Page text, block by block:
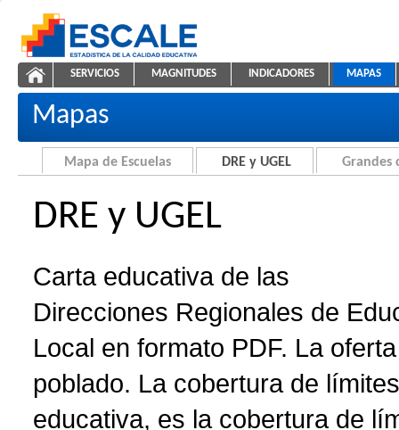
ESCALE - Unidad de Estadística Educativa
Carta educativa de DRE y UGEL
NAVEGACIÓN
SERVICIOS MAGNITUDES INDICADORES MAPAS
Mapas
Mapa de Escuelas DRE y UGEL Grandes
DRE y UGEL
Carta educativa de las
Direcciones Regionales de
Local en formato PDF. La
poblado. La cobertura de
educativa, es la cobertura de